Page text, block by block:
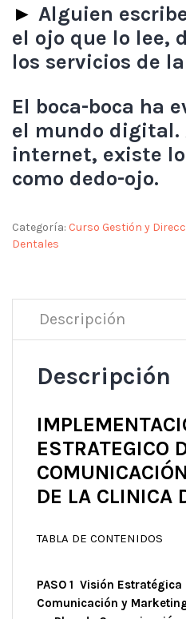
► Alguien
el ojo que lo lee,
los servicios de
El boca-boca ha
el mundo digital.
internet, existe
como dedo-ojo.
Categoría: Curso Gestión y
Dentales
Descripción
Descripción
ESTRATEGICO
DE LA CLINICA
TABLA DE CONTENIDOS
PASO 1 Visión
Comunicación y